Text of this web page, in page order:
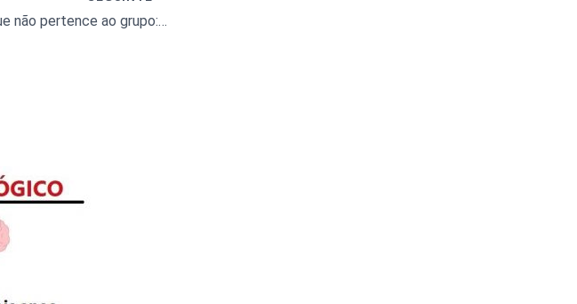
Qual é a palavra que não pertence ao grupo: Sonho Barro Chuva